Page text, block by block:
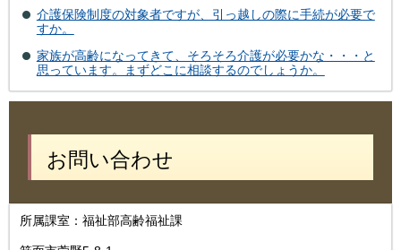
介護保険制度の対象者ですが、引っ越しの際に手続が必要で
すか。
家族が高齢になってきて、そろそろ介護が必要かな・・・と
思っています。まずどこに相談するのでしょうか。
お問い合わせ
所属課室：福祉部高齢福祉課